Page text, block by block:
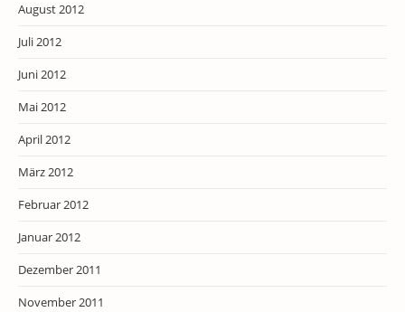
August 2012
Juli 2012
Juni 2012
Mai 2012
April 2012
März 2012
Februar 2012
Januar 2012
Dezember 2011
November 2011